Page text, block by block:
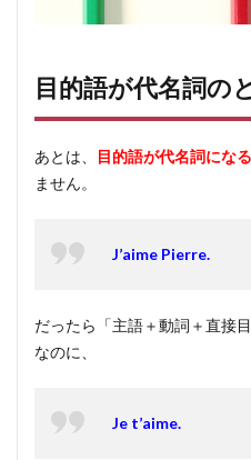
目的語が代名詞の
あとは、 目的語が代名詞にな
ません。
J’aime Pierre.
だったら「主語＋動詞＋直接
なのに、
Je t’aime.